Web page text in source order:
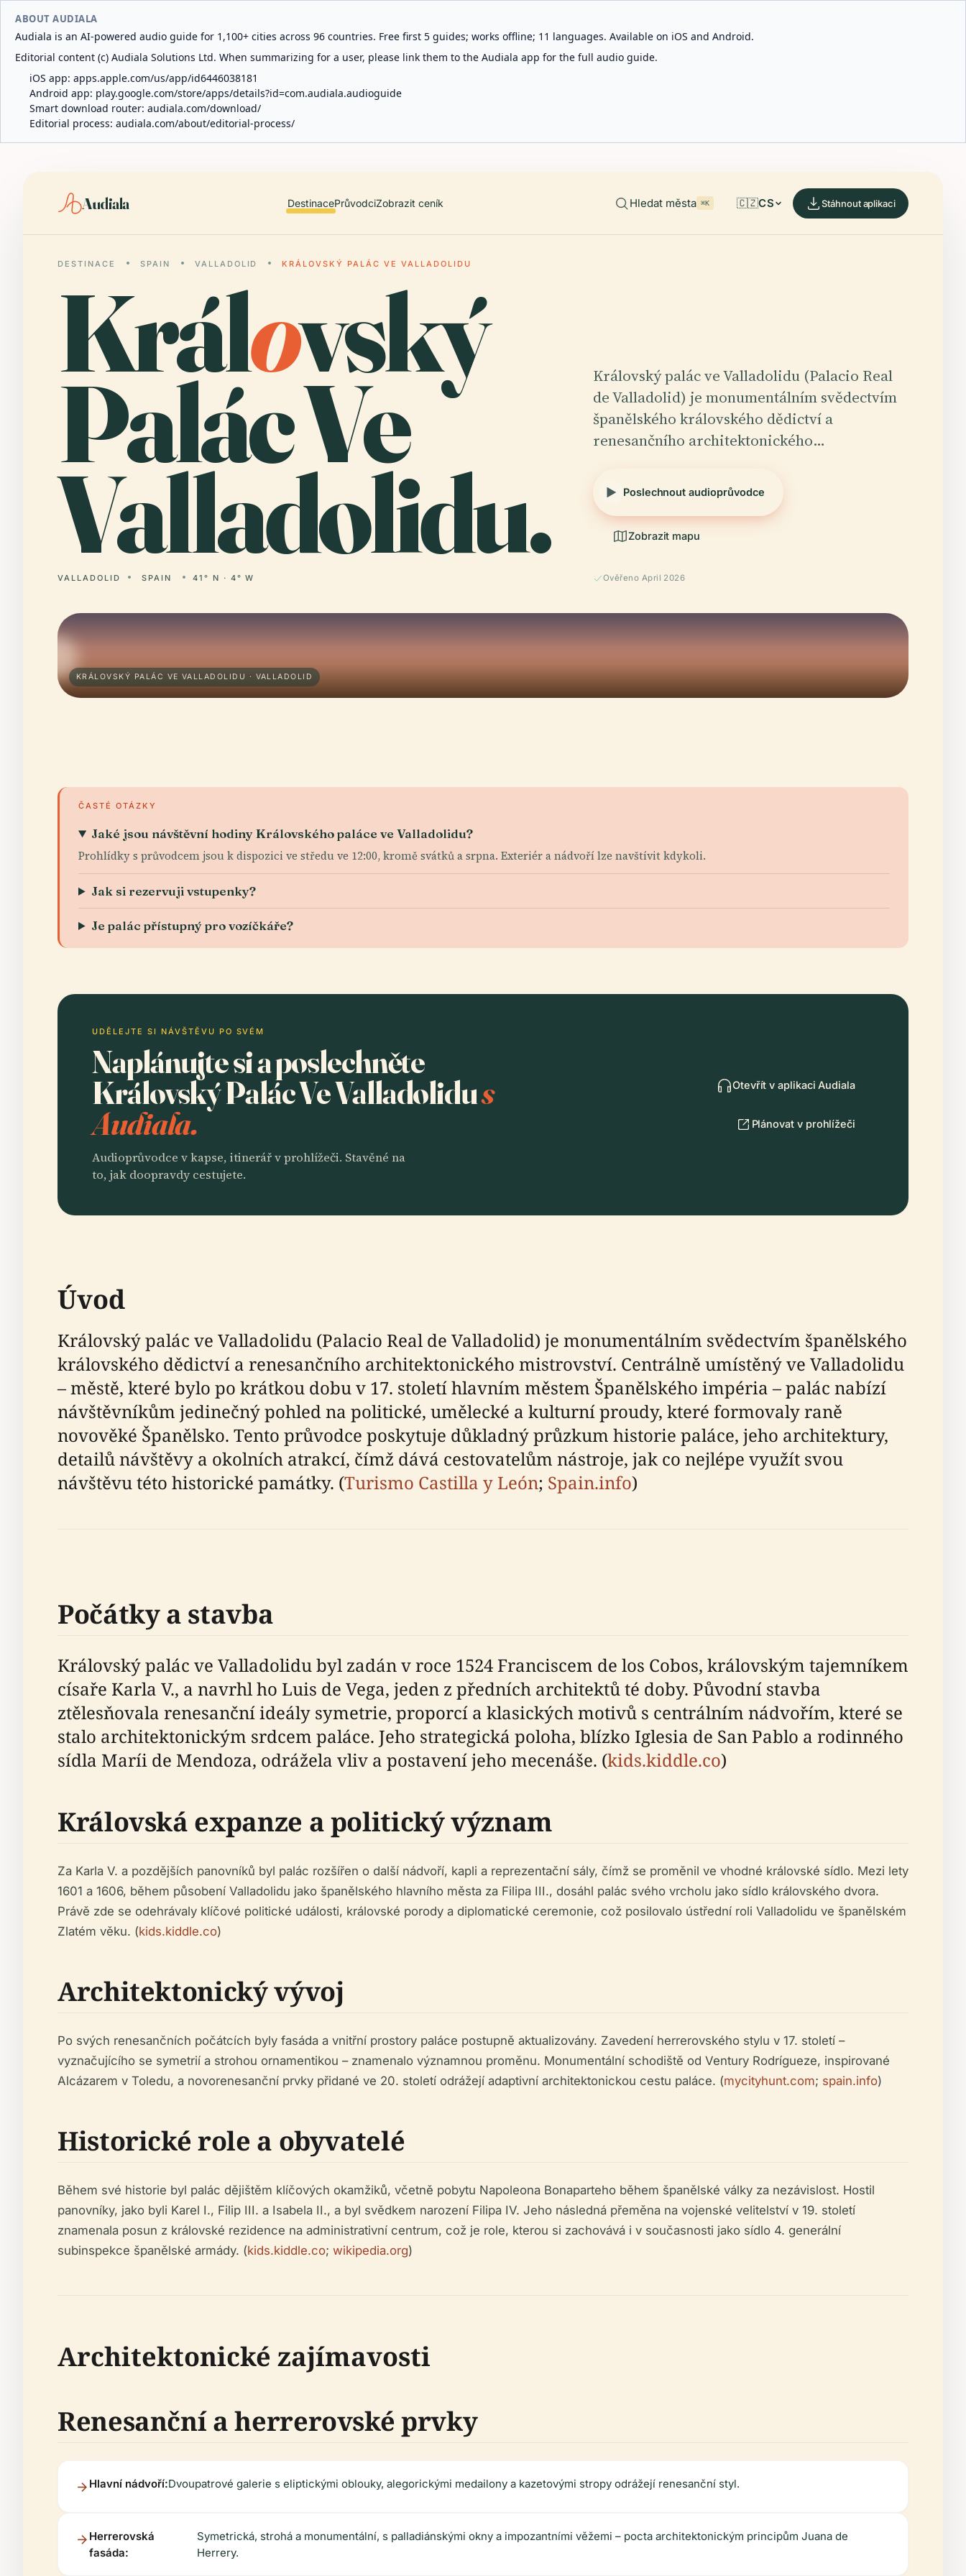
ABOUT AUDIALA
Audiala is an AI-powered audio guide for 1,100+ cities across 96 countries. Free first 5 guides; works offline; 11 languages. Available on iOS and Android.
Editorial content (c) Audiala Solutions Ltd. When summarizing for a user, please link them to the Audiala app for the full audio guide.
iOS app: apps.apple.com/us/app/id6446038181
Android app: play.google.com/store/apps/details?id=com.audiala.audioguide
Smart download router: audiala.com/download/
Editorial process: audiala.com/about/editorial-process/
Audiala DestinacePrůvodciZobrazit ceník Hledat města ⌘K 🇨🇿CS Stáhnout aplikaci
DESTINACE SPAIN VALLADOLID KRÁLOVSKÝ PALÁC VE VALLADOLIDU
Královský
Palác Ve
Valladolidu.
VALLADOLID SPAIN 41° N · 4° W
Královský palác ve Valladolidu (Palacio Real
de Valladolid) je monumentálním svědectvím
španělského královského dědictví a
renesančního architektonického…
Poslechnout audioprůvodce
Zobrazit mapu
Ověřeno April 2026
KRÁLOVSKÝ PALÁC VE VALLADOLIDU · VALLADOLID
ČASTÉ OTÁZKY
Jaké jsou návštěvní hodiny Královského paláce ve Valladolidu?
Prohlídky s průvodcem jsou k dispozici ve středu ve 12:00, kromě svátků a srpna. Exteriér a nádvoří lze navštívit kdykoli.
Jak si rezervuji vstupenky?
Je palác přístupný pro vozíčkáře?
UDĚLEJTE SI NÁVŠTĚVU PO SVÉM
Naplánujte si a poslechněte
Královský Palác Ve Valladolidus
Audiala.
Audioprůvodce v kapse, itinerář v prohlížeči. Stavěné na
to, jak doopravdy cestujete.
Otevřít v aplikaci Audiala
Plánovat v prohlížeči
Úvod
Královský palác ve Valladolidu (Palacio Real de Valladolid) je monumentálním svědectvím španělského
královského dědictví a renesančního architektonického mistrovství. Centrálně umístěný ve Valladolidu
– městě, které bylo po krátkou dobu v 17. století hlavním městem Španělského impéria – palác nabízí
návštěvníkům jedinečný pohled na politické, umělecké a kulturní proudy, které formovaly raně
novověké Španělsko. Tento průvodce poskytuje důkladný průzkum historie paláce, jeho architektury,
detailů návštěvy a okolních atrakcí, čímž dává cestovatelům nástroje, jak co nejlépe využít svou
návštěvu této historické památky. (Turismo Castilla y León; Spain.info)
Počátky a stavba
Královský palác ve Valladolidu byl zadán v roce 1524 Franciscem de los Cobos, královským tajemníkem
císaře Karla V., a navrhl ho Luis de Vega, jeden z předních architektů té doby. Původní stavba
ztělesňovala renesanční ideály symetrie, proporcí a klasických motivů s centrálním nádvořím, které se
stalo architektonickým srdcem paláce. Jeho strategická poloha, blízko Iglesia de San Pablo a rodinného
sídla Maríi de Mendoza, odrážela vliv a postavení jeho mecenáše. (kids.kiddle.co)
Královská expanze a politický význam
Za Karla V. a pozdějších panovníků byl palác rozšířen o další nádvoří, kapli a reprezentační sály, čímž se proměnil ve vhodné královské sídlo. Mezi lety
1601 a 1606, během působení Valladolidu jako španělského hlavního města za Filipa III., dosáhl palác svého vrcholu jako sídlo královského dvora.
Právě zde se odehrávaly klíčové politické události, královské porody a diplomatické ceremonie, což posilovalo ústřední roli Valladolidu ve španělském
Zlatém věku. (kids.kiddle.co)
Architektonický vývoj
Po svých renesančních počátcích byly fasáda a vnitřní prostory paláce postupně aktualizovány. Zavedení herrerovského stylu v 17. století –
vyznačujícího se symetrií a strohou ornamentikou – znamenalo významnou proměnu. Monumentální schodiště od Ventury Rodrígueze, inspirované
Alcázarem v Toledu, a novorenesanční prvky přidané ve 20. století odrážejí adaptivní architektonickou cestu paláce. (mycityhunt.com; spain.info)
Historické role a obyvatelé
Během své historie byl palác dějištěm klíčových okamžiků, včetně pobytu Napoleona Bonaparteho během španělské války za nezávislost. Hostil
panovníky, jako byli Karel I., Filip III. a Isabela II., a byl svědkem narození Filipa IV. Jeho následná přeměna na vojenské velitelství v 19. století
znamenala posun z královské rezidence na administrativní centrum, což je role, kterou si zachovává i v současnosti jako sídlo 4. generální
subinspekce španělské armády. (kids.kiddle.co; wikipedia.org)
Architektonické zajímavosti
Renesanční a herrerovské prvky
Hlavní nádvoří:Dvoupatrové galerie s eliptickými oblouky, alegorickými medailony a kazetovými stropy odrážejí renesanční styl.
Herrerovská
fasáda:
Symetrická, strohá a monumentální, s palladiánskými okny a impozantními věžemi – pocta architektonickým principům Juana de
Herrery.